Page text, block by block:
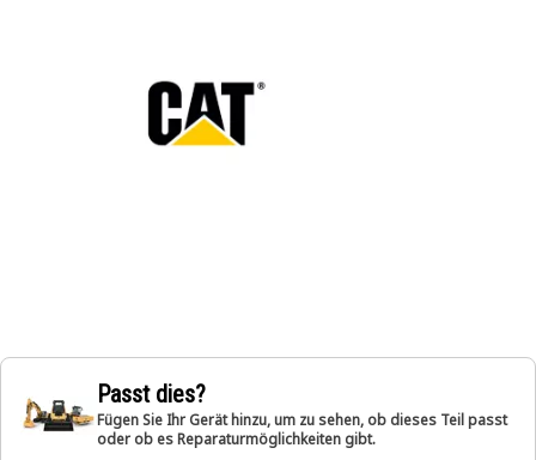
Passt dies?
Fügen Sie Ihr Gerät hinzu, um zu sehen, ob dieses Teil passt
oder ob es Reparaturmöglichkeiten gibt.